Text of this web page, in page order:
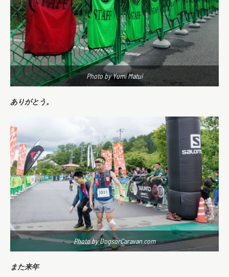
Photo by Yumi Matui
ありがとう。
Photo by DogsorCaravan.com
また来年